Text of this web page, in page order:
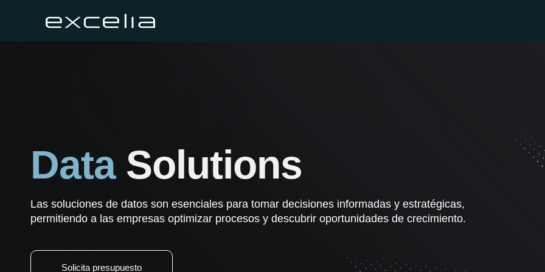
DataSolutions
Las soluciones de datos son esenciales para tomar decisiones informadas y estratégicas,
permitiendo a las empresas optimizar procesos y descubrir oportunidades de crecimiento.
Solicita presupuesto